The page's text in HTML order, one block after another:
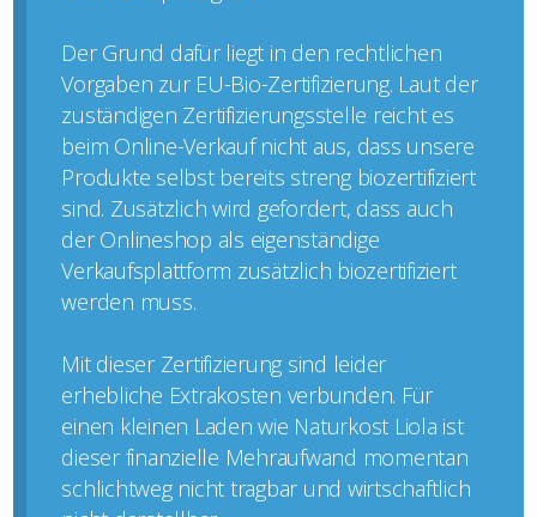
Der Grund dafür liegt in den rechtlichen
Vorgaben zur EU-Bio-Zertifizierung. Laut der
zuständigen Zertifizierungsstelle reicht es
beim Online-Verkauf nicht aus, dass unsere
Produkte selbst bereits streng biozertifiziert
sind. Zusätzlich wird gefordert, dass auch
der Onlineshop als eigenständige
Verkaufsplattform zusätzlich biozertifiziert
werden muss.
Mit dieser Zertifizierung sind leider
erhebliche Extrakosten verbunden. Für
einen kleinen Laden wie Naturkost Liola ist
dieser finanzielle Mehraufwand momentan
schlichtweg nicht tragbar und wirtschaftlich